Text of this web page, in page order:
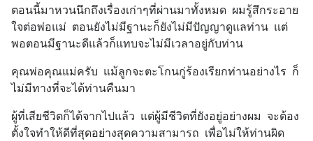
ตอนนี้มาหวนนึกถึงเรื่องเก่าๆที่ผ่านมาทั้งหมด  ผมรู้สึกระอาย
ใจต่อพ่อแม่  ตอนยังไม่มีฐานะก็ยังไม่มีปัญญาดูแลท่าน  แต่
พอตอนมีฐานะดีแล้วก็แทบจะไม่มีเวลาอยู่กับท่าน
คุณพ่อคุณแม่ครับ  แม้ลูกจะตะโกนกู่ร้องเรียกท่านอย่างไร  ก็
ไม่มีทางที่จะได้ท่านคืนมา
ผู้ที่เสียชีวิตก็ได้จากไปแล้ว  แต่ผู้มีชีวิตที่ยังอยู่อย่างผม  จะต้อง
ตั้งใจทำให้ดีที่สุดอย่างสุดความสามารถ  เพื่อไม่ให้ท่านผิด